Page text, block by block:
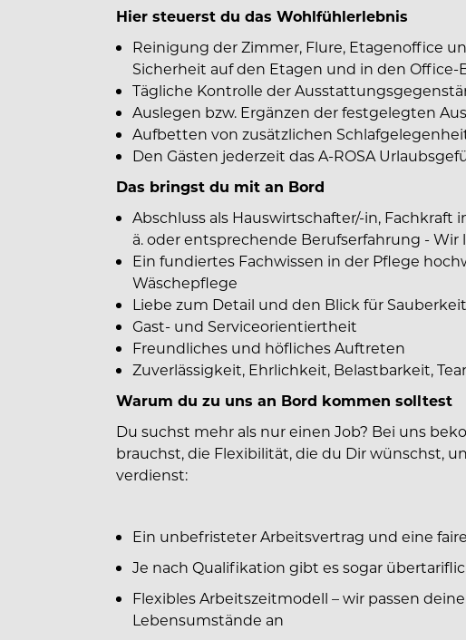
Hier steuerst du das Wohlfühlerlebnis
Reinigung der Zimmer, Flure, Etagenoffice
Sicherheit auf den Etagen und in den Office-
Tägliche Kontrolle der
Auslegen bzw. Ergänzen der festgelegten
Aufbetten von zusätzlichen
Den Gästen jederzeit das A-ROSA
Das bringst du mit an Bord
Abschluss als Hauswirtschafter/-in, Fachkraft
ä. oder entsprechende Berufserfahrung - Wir
Ein fundiertes Fachwissen in der Pflege
Wäschepflege
Liebe zum Detail und den Blick für Sauberkeit
Gast- und Serviceorientiertheit
Freundliches und höfliches Auftreten
Zuverlässigkeit, Ehrlichkeit, Belastbarkeit,
Warum du zu uns an Bord kommen solltest
Du suchst mehr als nur einen Job? Bei uns
brauchst, die Flexibilität, die du Dir wünschst,
verdienst:
Ein unbefristeter Arbeitsvertrag und eine
Je nach Qualifikation gibt es sogar
Flexibles Arbeitszeitmodell – wir passen
Lebensumstände an